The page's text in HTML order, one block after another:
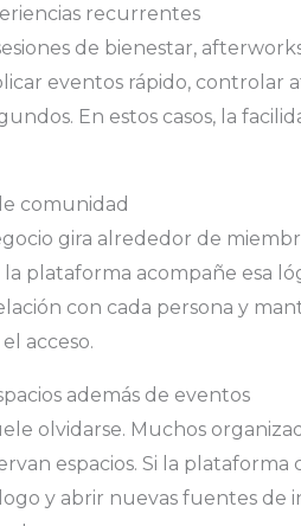
recurrentes
de bienestar,
eventos rápido, controlar
En estos casos, la
comunidad
gira alrededor de
plataforma acompañe esa
con cada persona y
acceso.
además de eventos
olvidarse. Muchos
espacios. Si la
y abrir nuevas fuentes de